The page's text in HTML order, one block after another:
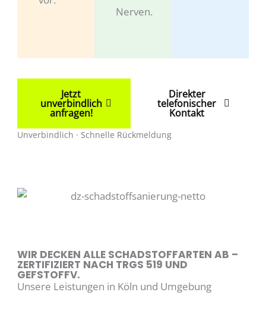
Nerven.
Jetzt
unverbindlich
anfragen!
Direkter
telefonischer
Kontakt
Unverbindlich · Schnelle Rückmeldung
WIR DECKEN ALLE SCHADSTOFFARTEN AB –
ZERTIFIZIERT NACH TRGS 519 UND
GEFSTOFFV.
Unsere Leistungen in Köln und Umgebung